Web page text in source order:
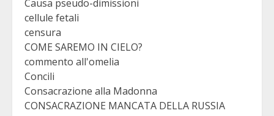
Causa pseudo-dimissioni
cellule fetali
censura
COME SAREMO IN CIELO?
commento all'omelia
Concili
Consacrazione alla Madonna
CONSACRAZIONE MANCATA DELLA RUSSIA